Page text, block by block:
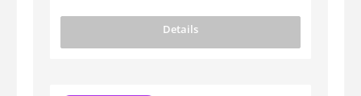
Details